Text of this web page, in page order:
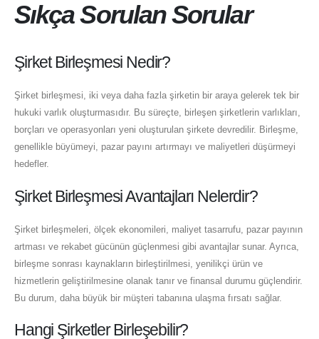
Sıkça Sorulan Sorular
Şirket Birleşmesi Nedir?
Şirket birleşmesi, iki veya daha fazla şirketin bir araya gelerek tek bir
hukuki varlık oluşturmasıdır. Bu süreçte, birleşen şirketlerin varlıkları,
borçları ve operasyonları yeni oluşturulan şirkete devredilir. Birleşme,
genellikle büyümeyi, pazar payını artırmayı ve maliyetleri düşürmeyi
hedefler.
Şirket Birleşmesi Avantajları Nelerdir?
Şirket birleşmeleri, ölçek ekonomileri, maliyet tasarrufu, pazar payının
artması ve rekabet gücünün güçlenmesi gibi avantajlar sunar. Ayrıca,
birleşme sonrası kaynakların birleştirilmesi, yenilikçi ürün ve
hizmetlerin geliştirilmesine olanak tanır ve finansal durumu güçlendirir.
Bu durum, daha büyük bir müşteri tabanına ulaşma fırsatı sağlar.
Hangi Şirketler Birleşebilir?